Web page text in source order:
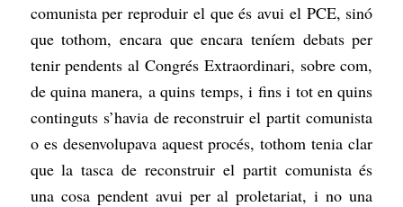
comunista per reproduir el que és avui el PCE, sinó
que tothom, encara que encara teníem debats per
tenir pendents al Congrés Extraordinari, sobre com,
de quina manera, a quins temps, i fins i tot en quins
continguts s’havia de reconstruir el partit comunista
o es desenvolupava aquest procés, tothom tenia clar
que la tasca de reconstruir el partit comunista és
una cosa pendent avui per al proletariat, i no una